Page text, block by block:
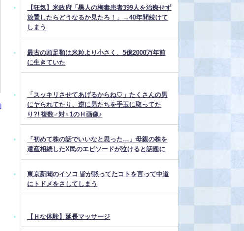
【狂気】米政府「黒人の梅毒患者399人を治療せず
放置したらどうなるか見たろ！」→40年間続けて
しまう
最古の頭足類は米粒より小さく、5億2000万年前
に生きていた
「スッキリさせてあげるからね♡」たくさんの男
にヤられてたり、逆に男たちを手玉に取ってた
り?! 複数♂対♀1のＨ画像♪
「初めて株の話でいいなと思った…」母親の株を
遺産相続したX民のエピソードが泣けると話題に
東京新聞のイソコ 皆が黙ってたコトを言って中道
にトドメをさしてしまう
【Ｈな体験】延長マッサージ